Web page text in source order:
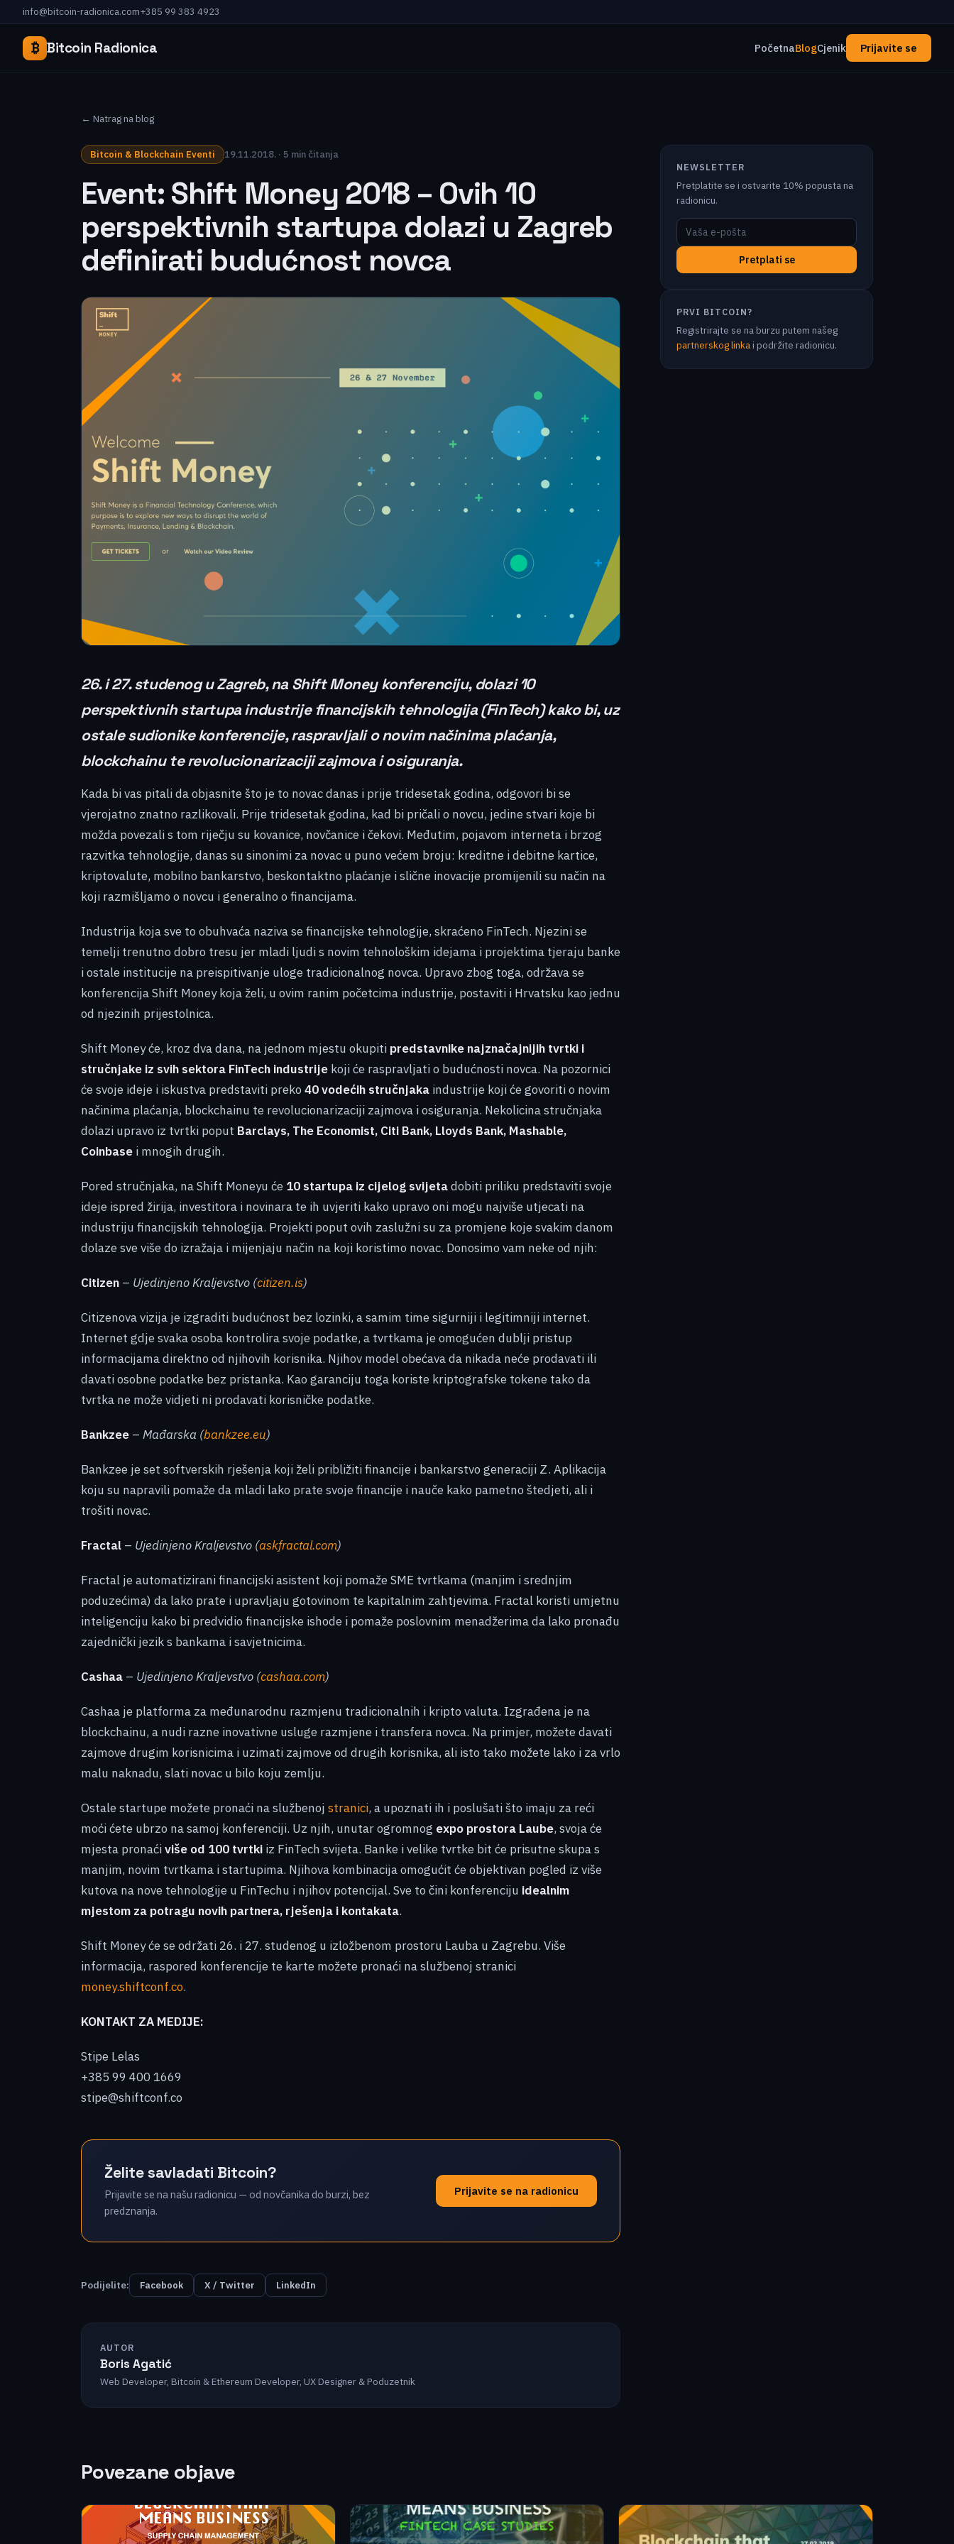
info@bitcoin-radionica.com+385 99 383 4923
₿ Bitcoin Radionica PočetnaBlogCjenik Prijavite se
← Natrag na blog
Bitcoin & Blockchain Eventi 19.11.2018. · 5 min čitanja
Event: Shift Money 2018 – Ovih 10
perspektivnih startupa dolazi u Zagreb
definirati budućnost novca
26. i 27. studenog u Zagreb, na Shift Money konferenciju, dolazi 10
perspektivnih startupa industrije financijskih tehnologija (FinTech) kako bi, uz
ostale sudionike konferencije, raspravljali o novim načinima plaćanja,
blockchainu te revolucionarizaciji zajmova i osiguranja.
Kada bi vas pitali da objasnite što je to novac danas i prije tridesetak godina, odgovori bi se
vjerojatno znatno razlikovali. Prije tridesetak godina, kad bi pričali o novcu, jedine stvari koje bi
možda povezali s tom riječju su kovanice, novčanice i čekovi. Međutim, pojavom interneta i brzog
razvitka tehnologije, danas su sinonimi za novac u puno većem broju: kreditne i debitne kartice,
kriptovalute, mobilno bankarstvo, beskontaktno plaćanje i slične inovacije promijenili su način na
koji razmišljamo o novcu i generalno o financijama.
Industrija koja sve to obuhvaća naziva se financijske tehnologije, skraćeno FinTech. Njezini se
temelji trenutno dobro tresu jer mladi ljudi s novim tehnološkim idejama i projektima tjeraju banke
i ostale institucije na preispitivanje uloge tradicionalnog novca. Upravo zbog toga, održava se
konferencija Shift Money koja želi, u ovim ranim početcima industrije, postaviti i Hrvatsku kao jednu
od njezinih prijestolnica.
Shift Money će, kroz dva dana, na jednom mjestu okupiti predstavnike najznačajnijih tvrtki i
stručnjake iz svih sektora FinTech industrije koji će raspravljati o budućnosti novca. Na pozornici
će svoje ideje i iskustva predstaviti preko 40 vodećih stručnjaka industrije koji će govoriti o novim
načinima plaćanja, blockchainu te revolucionarizaciji zajmova i osiguranja. Nekolicina stručnjaka
dolazi upravo iz tvrtki poput Barclays, The Economist, Citi Bank, Lloyds Bank, Mashable,
Coinbase i mnogih drugih.
Pored stručnjaka, na Shift Moneyu će 10 startupa iz cijelog svijetadobiti priliku predstaviti svoje
ideje ispred žirija, investitora i novinara te ih uvjeriti kako upravo oni mogu najviše utjecati na
industriju financijskih tehnologija. Projekti poput ovih zaslužni su za promjene koje svakim danom
dolaze sve više do izražaja i mijenjaju način na koji koristimo novac. Donosimo vam neke od njih:
Citizen – Ujedinjeno Kraljevstvo (citizen.is)
Citizenova vizija je izgraditi budućnost bez lozinki, a samim time sigurniji i legitimniji internet.
Internet gdje svaka osoba kontrolira svoje podatke, a tvrtkama je omogućen dublji pristup
informacijama direktno od njihovih korisnika. Njihov model obećava da nikada neće prodavati ili
davati osobne podatke bez pristanka. Kao garanciju toga koriste kriptografske tokene tako da
tvrtka ne može vidjeti ni prodavati korisničke podatke.
Bankzee – Mađarska (bankzee.eu)
Bankzee je set softverskih rješenja koji želi približiti financije i bankarstvo generaciji Z. Aplikacija
koju su napravili pomaže da mladi lako prate svoje financije i nauče kako pametno štedjeti, ali i
trošiti novac.
Fractal – Ujedinjeno Kraljevstvo (askfractal.com)
Fractal je automatizirani financijski asistent koji pomaže SME tvrtkama (manjim i srednjim
poduzećima) da lako prate i upravljaju gotovinom te kapitalnim zahtjevima. Fractal koristi umjetnu
inteligenciju kako bi predvidio financijske ishode i pomaže poslovnim menadžerima da lako pronađu
zajednički jezik s bankama i savjetnicima.
Cashaa – Ujedinjeno Kraljevstvo (cashaa.com)
Cashaa je platforma za međunarodnu razmjenu tradicionalnih i kripto valuta. Izgrađena je na
blockchainu, a nudi razne inovativne usluge razmjene i transfera novca. Na primjer, možete davati
zajmove drugim korisnicima i uzimati zajmove od drugih korisnika, ali isto tako možete lako i za vrlo
malu naknadu, slati novac u bilo koju zemlju.
Ostale startupe možete pronaći na službenoj stranici, a upoznati ih i poslušati što imaju za reći
moći ćete ubrzo na samoj konferenciji. Uz njih, unutar ogromnog expo prostora Laube, svoja će
mjesta pronaćiviše od 100 tvrtki iz FinTech svijeta. Banke i velike tvrtke bit će prisutne skupa s
manjim, novim tvrtkama i startupima. Njihova kombinacija omogućit će objektivan pogled iz više
kutova na nove tehnologije u FinTechu i njihov potencijal. Sve to čini konferenciju idealnim
mjestom za potragu novih partnera, rješenja i kontakata.
Shift Money će se održati 26. i 27. studenog u izložbenom prostoru Lauba u Zagrebu. Više
informacija, raspored konferencije te karte možete pronaći na službenoj stranici
money.shiftconf.co.
KONTAKT ZA MEDIJE:
Stipe Lelas
+385 99 400 1669
stipe@shiftconf.co
Želite savladati Bitcoin?
Prijavite se na našu radionicu — od novčanika do burzi, bez
predznanja.
Prijavite se na radionicu
Podijelite: Facebook X / Twitter LinkedIn
AUTOR
Boris Agatić
Web Developer, Bitcoin & Ethereum Developer, UX Designer & Poduzetnik
NEWSLETTER
Pretplatite se i ostvarite 10% popusta na
radionicu.
Pretplati se
PRVI BITCOIN?
Registrirajte se na burzu putem našeg
partnerskog linkai podržite radionicu.
Povezane objave